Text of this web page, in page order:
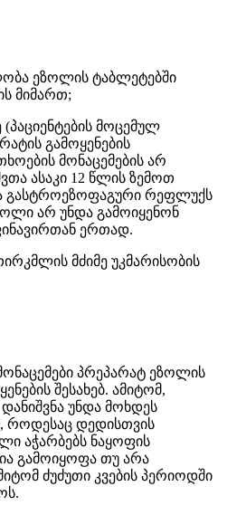
ეზოლის ტაბლეტებში
მიმართ;
(პაციენტების მოცემულ
გამოყენების
მონაცემების არ
ასაკი 12 წლის ზემოთ
გასტროეზოფაგური რეფლუქს
არ უნდა გამოიყენონ
ერთად.
მძიმე უკმარისობის
პრეპარატ ეზოლის
შესახებ. ამიტომ,
უნდა მოხდეს
როდესაც დედისთვის
აჭარბებს ნაყოფის
გამოიყოფა თუ არა
ძუძუთი კვების პერიოდში